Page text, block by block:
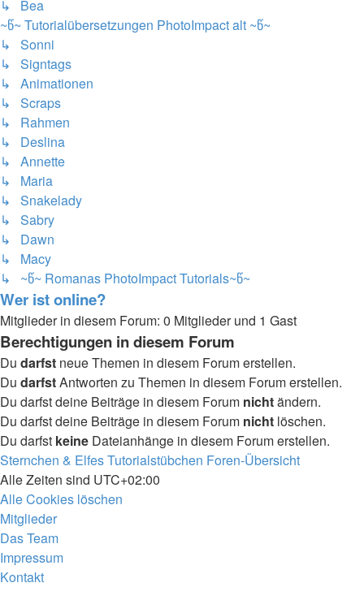
↳ Bea
~წ~ Tutorialübersetzungen PhotoImpact alt ~წ~
↳ Sonni
↳ Signtags
↳ Animationen
↳ Scraps
↳ Rahmen
↳ Deslina
↳ Annette
↳ Maria
↳ Snakelady
↳ Sabry
↳ Dawn
↳ Macy
↳ ~წ~ Romanas PhotoImpact Tutorials~წ~
Wer ist online?
Mitglieder in diesem Forum: 0 Mitglieder und 1 Gast
Berechtigungen in diesem Forum
Du darfst neue Themen in diesem Forum erstellen.
Du darfstAntworten zu Themen in diesem Forum erstellen.
Du darfst deine Beiträge in diesem Forum nichtändern.
Du darfst deine Beiträge in diesem Forum nicht löschen.
Du darfst keine Dateianhänge in diesem Forum erstellen.
Sternchen & Elfes Tutorialstübchen Foren-Übersicht
Alle Zeiten sind UTC+02:00
Alle Cookies löschen
Mitglieder
Das Team
Impressum
Kontakt